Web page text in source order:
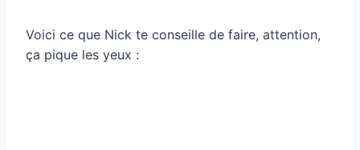
Voici ce que Nick te conseille de faire, attention,
ça pique les yeux :